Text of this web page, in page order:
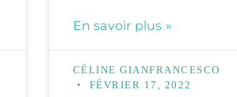
En savoir plus »
CÉLINE GIANFRANCESCO
FÉVRIER 17, 2022